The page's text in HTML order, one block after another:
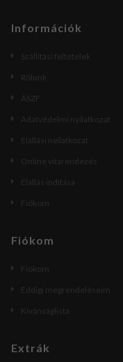
Információk
Szállítási feltételek
Rólunk
ÁSZF
Adatvédelmi nyilatkozat
Elállási nyilatkozat
Online vitarendezés
Elállás indítása
Fiókom
Fiókom
Fiókom
Eddigi megrendeléseim
Kívánságlista
Extrák